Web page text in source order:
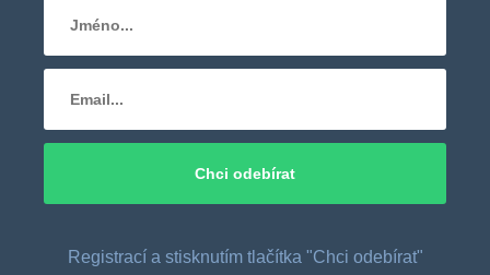
Registrací a stisknutím tlačítka "Chci odebírat"